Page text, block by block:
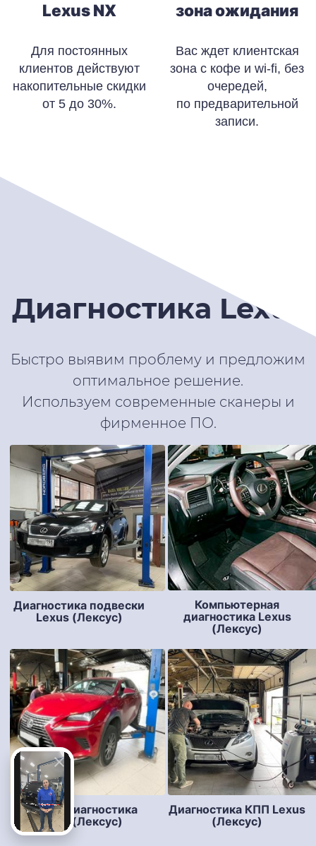
Lexus NX
Для постоянных
клиентов действуют
накопительные скидки
от 5 до 30%.
зона ожидания
Вас ждет клиентская
зона с кофе и wi-fi, без
очередей,
по предварительной
записи.
Диагностика Lexus
Быстро выявим проблему и предложим
оптимальное решение.
Используем современные сканеры и
фирменное ПО.
Диагностика подвески
Lexus (Лексус)
Компьютерная
диагностика Lexus
(Лексус)
Полная диагностика
Lexus (Лексус)
Диагностика КПП Lexus
(Лексус)